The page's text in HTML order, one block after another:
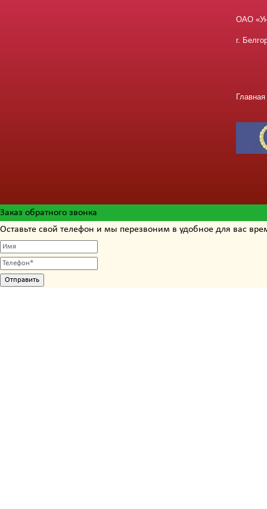
ОАО
г.
Главная
Заказ обратного звонка
Оставьте свой телефон и мы перезвоним в удобное для вас
Отправить